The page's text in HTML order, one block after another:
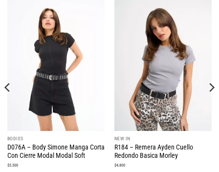
BODIES
D076A – Body Simone Manga Corta
Con Cierre Modal Modal Soft
$5.500
NEW IN
R184 – Remera Ayden Cuello
Redondo Basica Morley
$4.800